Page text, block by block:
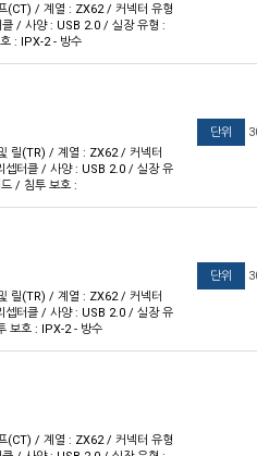
/ 계열 : ZX62 / 커넥터 유형
/ 사양 : USB 2.0 / 실장 유형 :
: IPX-2 - 방수
릴(TR) / 계열 : ZX62 / 커넥터
셉터클 / 사양 : USB 2.0 / 실장 유
/ 침투 보호 :
단위
릴(TR) / 계열 : ZX62 / 커넥터
셉터클 / 사양 : USB 2.0 / 실장 유
보호 : IPX-2 - 방수
단위
/ 계열 : ZX62 / 커넥터 유형